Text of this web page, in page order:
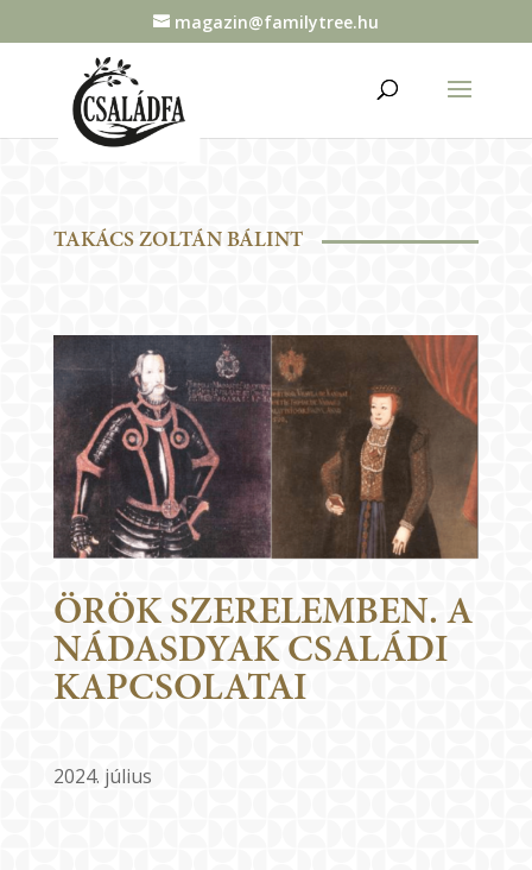
magazin@familytree.hu
TAKÁCS ZOLTÁN BÁLINT
ÖRÖK SZERELEMBEN. A
NÁDASDYAK CSALÁDI
KAPCSOLATAI
2024. július